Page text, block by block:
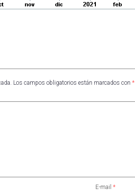
Los campos obligatorios están marcados con *
E-mail *